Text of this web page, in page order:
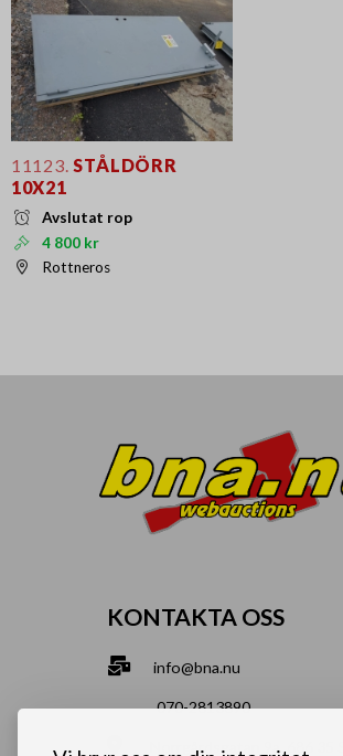
11123. STÅLDÖRR
10X21
Avslutat rop
4 800 kr
Rottneros
KONTAKTA OSS
info@bna.nu
070-2813890
Norrgårdsgatan 9a, 686 35